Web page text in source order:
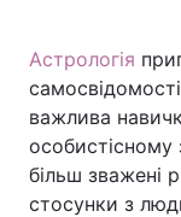
Астрологія
важлива
особистісному
більш зважені
стосунки з